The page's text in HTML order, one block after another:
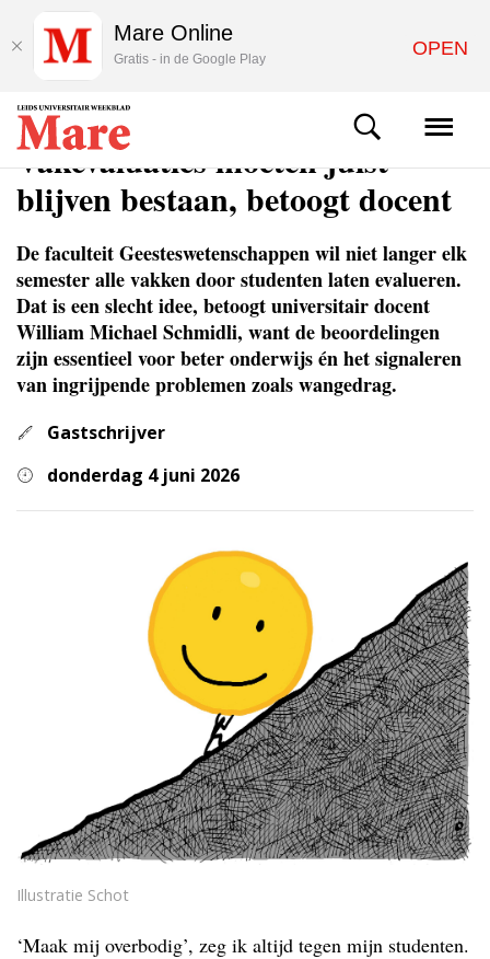
COLUMNS & OPINIE
Vakevaluaties moeten juist
blijven bestaan, betoogt docent
De faculteit Geesteswetenschappen wil niet langer elk
semester alle vakken door studenten laten evalueren.
Dat is een slecht idee, betoogt universitair docent
William Michael Schmidli, want de beoordelingen
zijn essentieel voor beter onderwijs én het signaleren
van ingrijpende problemen zoals wangedrag.
Gastschrijver
donderdag 4 juni 2026
Illustratie Schot
‘Maak mij overbodig’, zeg ik altijd tegen mijn studenten.
Mare Online
Gratis - in de Google Play OPEN